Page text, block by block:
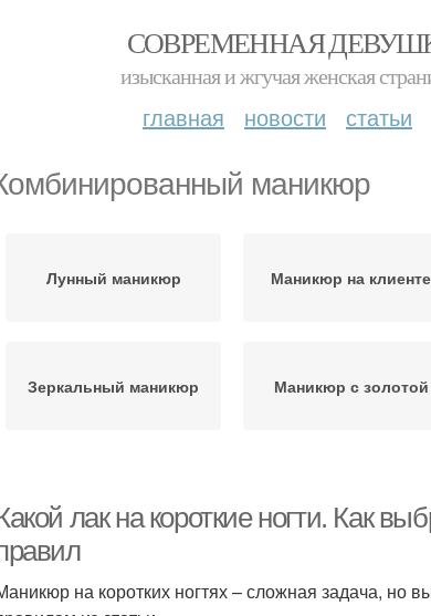
СОВРЕМЕННАЯ
изысканная и жгучая женская
главная новости статьи
маникюр
Лунный маникюр Маникюр на клиенте
Зеркальный маникюр Маникюр с золотой
втиркой
лак на короткие ногти. Как
на коротких ногтях – сложная задача, но